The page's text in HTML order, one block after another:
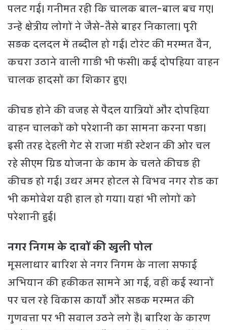
पलट गईं। गनीमत रही कि चालक बाल-बाल बच गए।
उन्हें क्षेत्रीय लोगों ने जैसे-तैसे बाहर निकाला। पूरी
सड़क दलदल में तब्दील हो गई। टोरंट की मरम्मत वैन,
कचरा उठाने वाली गाड़ी भी फंसी। कई दोपहिया वाहन
चालक हादसों का शिकार हुए।
कीचड़ होने की वजह से पैदल यात्रियों और दोपहिया
वाहन चालकों को परेशानी का सामना करना पड़ा।
इसी तरह देहली गेट से राजा मंडी स्टेशन की ओर चल
रहे सीएम ग्रिड योजना के काम के चलते कीचड़ ही
कीचड़ हो गई। उधर अमर होटल से विभव नगर रोड का
भी कमो‌वेश यही हाल हो गया। यहां भी लोगों को
परेशानी हुई।
नगर निगम के दावों की खुली पोल
मूसलाधार बारिश से नगर निगम के नाला सफाई
अभियान की हकीकत सामने आ गई, वहीं कई स्थानों
पर चल रहे विकास कार्यों और सड़क मरम्मत की
गुणवत्ता पर भी सवाल उठने लगे हैं। बारिश के कारण